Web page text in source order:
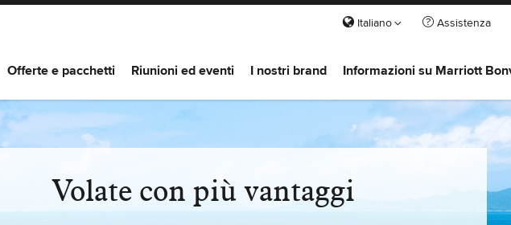
Italiano Assistenza
Offerte e pacchetti Riunioni ed eventi I nostri brand Informazioni su Marriott
Volate con più vantaggi